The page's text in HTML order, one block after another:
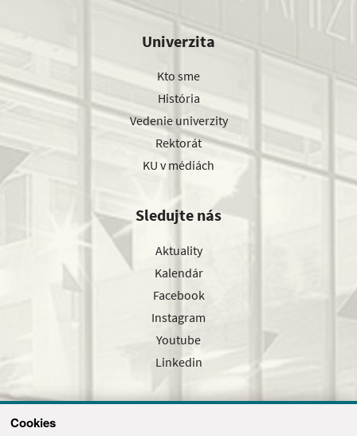
Cookies
Univerzita
Kto sme
História
Vedenie univerzity
Rektorát
KU v médiách
Sledujte nás
Aktuality
Kalendár
Facebook
Instagram
Youtube
Linkedin